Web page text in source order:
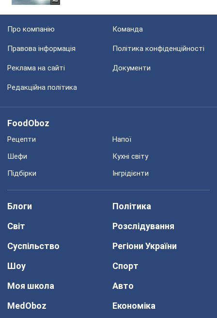
Про компанію Команда
Правова інформація Політика конфіденційності
Реклама на сайті Документи
Редакційна політика
FoodOboz
Рецепти
Напої
Шефи
Кухні світу
Підбірки
Інгрідієнти
Блоги
Політика
Світ
Розслідування
Суспільство
Регіони України
Шоу
Спорт
Моя школа
Авто
MedOboz
Економіка